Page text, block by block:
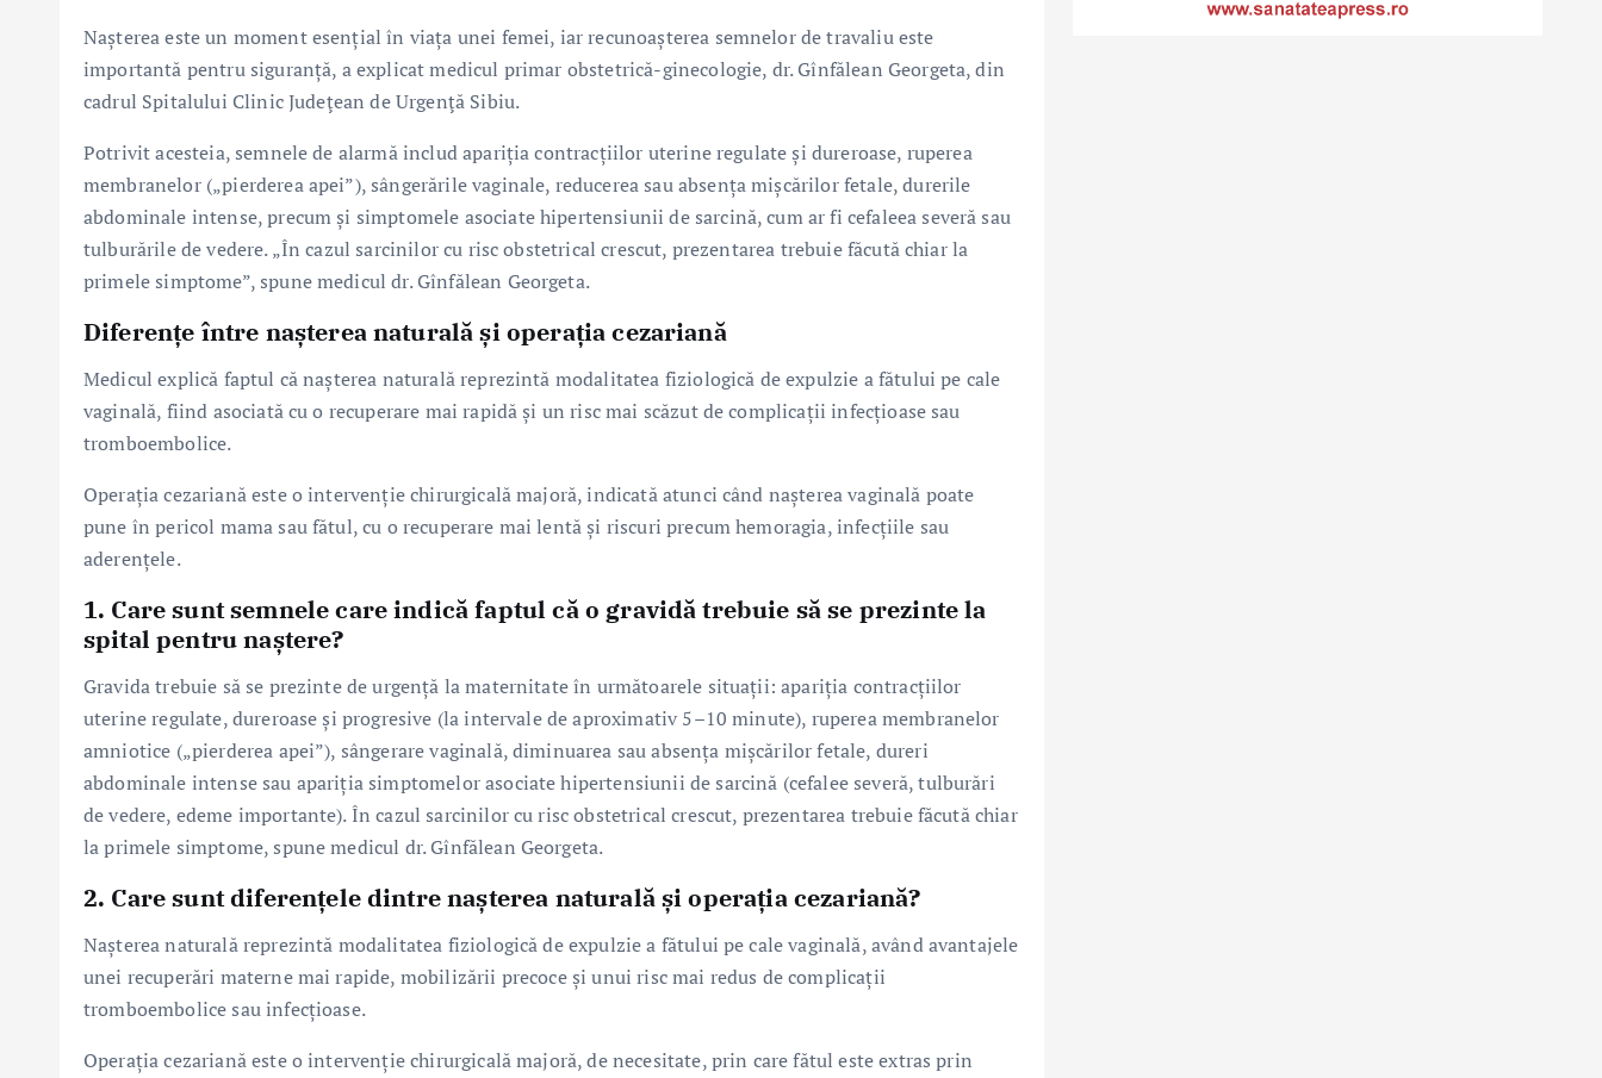
Nașterea este un moment esențial în viața unei femei, iar recunoașterea semnelor de travaliu este
importantă pentru siguranță, a explicat medicul primar obstetrică-ginecologie, dr. Gînfălean Georgeta, din
cadrul Spitalului Clinic Judeţean de Urgenţă Sibiu.
Potrivit acesteia, semnele de alarmă includ apariția contracțiilor uterine regulate și dureroase, ruperea
membranelor („pierderea apei”), sângerările vaginale, reducerea sau absența mișcărilor fetale, durerile
abdominale intense, precum și simptomele asociate hipertensiunii de sarcină, cum ar fi cefaleea severă sau
tulburările de vedere. „În cazul sarcinilor cu risc obstetrical crescut, prezentarea trebuie făcută chiar la
primele simptome”, spune medicul dr. Gînfălean Georgeta.
Diferențe între nașterea naturală și operația cezariană
Medicul explică faptul că nașterea naturală reprezintă modalitatea fiziologică de expulzie a fătului pe cale
vaginală, fiind asociată cu o recuperare mai rapidă și un risc mai scăzut de complicații infecțioase sau
tromboembolice.
Operația cezariană este o intervenție chirurgicală majoră, indicată atunci când nașterea vaginală poate
pune în pericol mama sau fătul, cu o recuperare mai lentă și riscuri precum hemoragia, infecțiile sau
aderențele.
1. Care sunt semnele care indică faptul că o gravidă trebuie să se prezinte la
spital pentru naștere?
Gravida trebuie să se prezinte de urgență la maternitate în următoarele situații: apariția contracțiilor
uterine regulate, dureroase și progresive (la intervale de aproximativ 5–10 minute), ruperea membranelor
amniotice („pierderea apei”), sângerare vaginală, diminuarea sau absența mișcărilor fetale, dureri
abdominale intense sau apariția simptomelor asociate hipertensiunii de sarcină (cefalee severă, tulburări
de vedere, edeme importante). În cazul sarcinilor cu risc obstetrical crescut, prezentarea trebuie făcută chiar
la primele simptome, spune medicul dr. Gînfălean Georgeta.
2. Care sunt diferențele dintre nașterea naturală și operația cezariană?
Nașterea naturală reprezintă modalitatea fiziologică de expulzie a fătului pe cale vaginală, având avantajele
unei recuperări materne mai rapide, mobilizării precoce și unui risc mai redus de complicații
tromboembolice sau infecțioase.
Operația cezariană este o intervenție chirurgicală majoră, de necesitate, prin care fătul este extras prin